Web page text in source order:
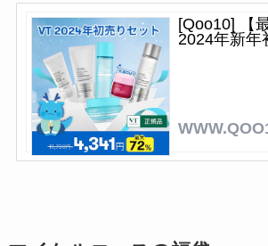
[Qoo10] 【
2024年新年